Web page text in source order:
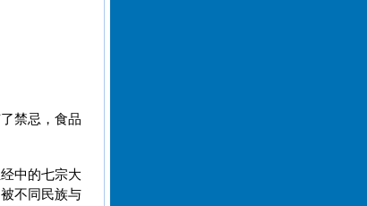
禁忌，食品
中的七宗大
不同民族与